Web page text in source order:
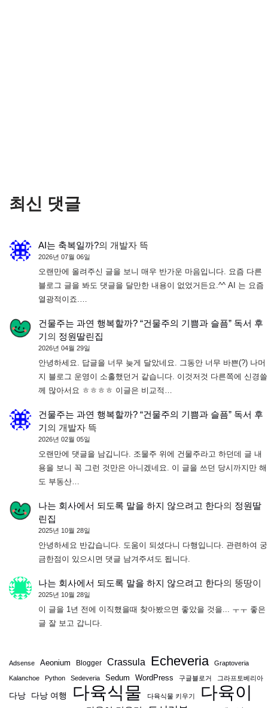
최신 댓글
AI는 축복일까?의 개발자 뜩
2026년 07월 06일
오랜만에 올려주신 글을 보니 매우 반가운 마음입니다. 요즘 다른
블로그 글을 봐도 댓글을 달만한 내용이 없었거든요.^^ AI 는 요즘
열광적이죠.…
건물주는 과연 행복할까? “건물주의 기쁨과 슬픔” 독서 후
기의 정원딸린집
2026년 04월 29일
안녕하세요. 답글을 너무 늦게 달았네요. 그동안 너무 바쁜(?) 나머
지 블로그 운영이 소홀했던거 같습니다. 이것저것 다른쪽에 신경쓸
께 많아서요 ㅎㅎㅎㅎ 이글은 비교적…
건물주는 과연 행복할까? “건물주의 기쁨과 슬픔” 독서 후
기의 개발자 뜩
2026년 02월 05일
오랜만에 댓글을 남깁니다. 조물주 위에 건물주라고 하던데 글 내
용을 보니 꼭 그런 것만은 아니겠네요. 이 글을 쓰던 당시까지만 해
도 부동산…
나는 회사에서 되도록 말을 하지 않으려고 한다의 정원딸
린집
2025년 10월 28일
안녕하세요 반갑습니다. 도움이 되셨다니 다행입니다. 관련하여 궁
금한점이 있으시면 댓글 남겨주셔도 됩니다.
나는 회사에서 되도록 말을 하지 않으려고 한다의 뚱땅이
2025년 10월 28일
이 글을 1년 전에 이직했을때 찾아봤으면 좋았을 것을... ㅜㅜ 좋은
글 잘 보고 갑니다.
Adsense Aeonium Blogger Crassula Echeveria Graptoveria
Kalanchoe Python Sedeveria Sedum WordPress 구글블로거 그라프토베리아
다낭 다낭 여행 다육식물 다육식물 키우기 다육이